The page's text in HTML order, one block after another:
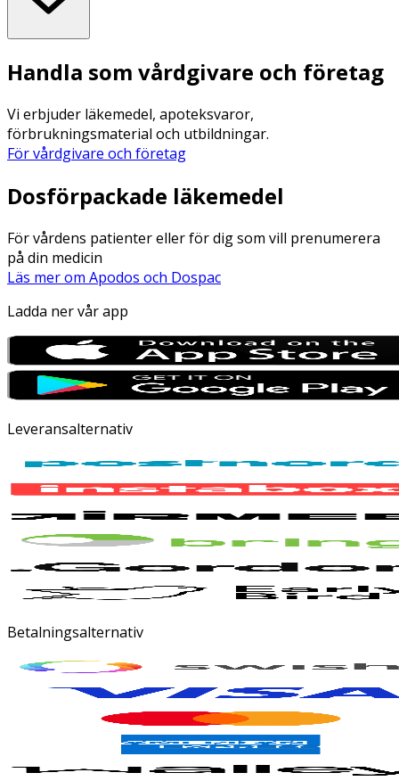
Handla som vårdgivare och företag
Vi erbjuder läkemedel, apoteksvaror,
förbrukningsmaterial och utbildningar.
För vårdgivare och företag
Dosförpackade läkemedel
För vårdens patienter eller för dig som vill prenumerera
på din medicin
Läs mer om Apodos och Dospac
Ladda ner vår app
Leveransalternativ
Betalningsalternativ